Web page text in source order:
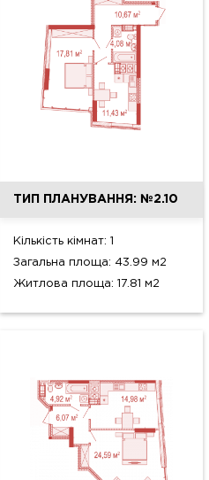
ТИП ПЛАНУВАННЯ: №2.10
Кількість кімнат: 1
Загальна площа: 43.99 м2
Житлова площа: 17.81 м2